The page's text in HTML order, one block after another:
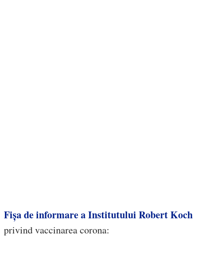
Fișa de informare a Institutului Robert Koch
privind vaccinarea corona: